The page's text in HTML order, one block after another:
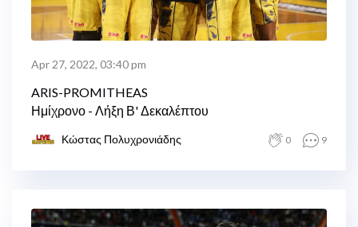
Apr 27, 2022, 03:40 pm
ARIS-PROMITHEAS
Ημίχρονο - Λήξη Β' Δεκαλέπτου
Κώστας Πολυχρονιάδης 0 9